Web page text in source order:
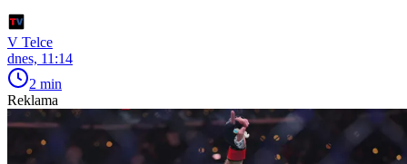
V Telce
dnes, 11:14
2 min
Reklama